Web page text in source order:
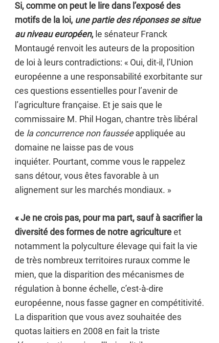
Si, comme on peut le lire dans l’exposé des
motifs de la loi, une partie des réponses se situe
au niveau européen, le sénateur Franck
Montaugé renvoit les auteurs de la proposition
de loi à leurs contradictions: « Oui, dit-il, l’Union
européenne a une responsabilité exorbitante sur
ces questions essentielles pour l’avenir de
l’agriculture française. Et je sais que le
commissaire M. Phil Hogan, chantre très libéral
de la concurrence non fausséeappliquée au
domaine ne laisse pas de vous
inquiéter. Pourtant, comme vous le rappelez
sans détour, vous êtes favorable à un
alignement sur les marchés mondiaux. »
« Je ne crois pas, pour ma part, sauf à sacrifier la
diversité des formes de notre agricultureet
notamment la polyculture élevage qui fait la vie
de très nombreux territoires ruraux comme le
mien, que la disparition des mécanismes de
régulation à bonne échelle, c’est-à-dire
européenne, nous fasse gagner en compétitivité.
La disparition que vous avez souhaitée des
quotas laitiers en 2008 en fait la triste